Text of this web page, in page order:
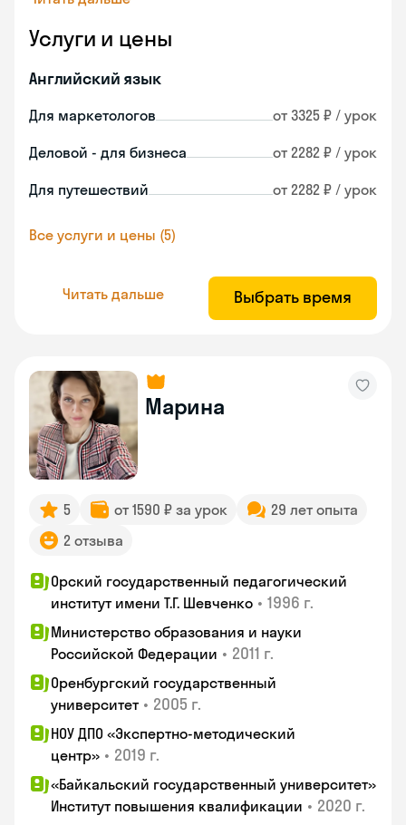
Услуги и цены
Английский язык
Для маркетологов от 3325 ₽ / урок
Деловой - для бизнеса от 2282 ₽ / урок
Для путешествий от 2282 ₽ / урок
Все услуги и цены (5)
Читать дальше Выбрать время
Марина
5 от 1590 ₽ за урок
29 лет опыта
2 отзыва
Орский государственный педагогический
институт имени Т.Г. Шевченко • 1996 г.
Министерство образования и науки
Российской Федерации • 2011 г.
Оренбургский государственный
университет • 2005 г.
НОУ ДПО «Экспертно-методический
центр» • 2019 г.
«Байкальский государственный университет»
Институт повышения квалификации • 2020 г.